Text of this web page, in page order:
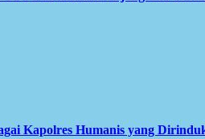
Kapolres Humanis yang